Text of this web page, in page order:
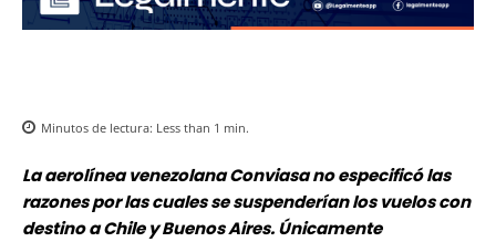
Minutos de lectura: Less than 1 min.
La aerolínea venezolana Conviasa no especificó las
razones por las cuales se suspenderían los vuelos con
destino a Chile y Buenos Aires. Únicamente